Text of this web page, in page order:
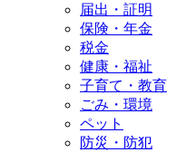
届出・証明
保険・年金
税金
健康・福祉
子育て・教育
ごみ・環境
ペット
防災・防犯